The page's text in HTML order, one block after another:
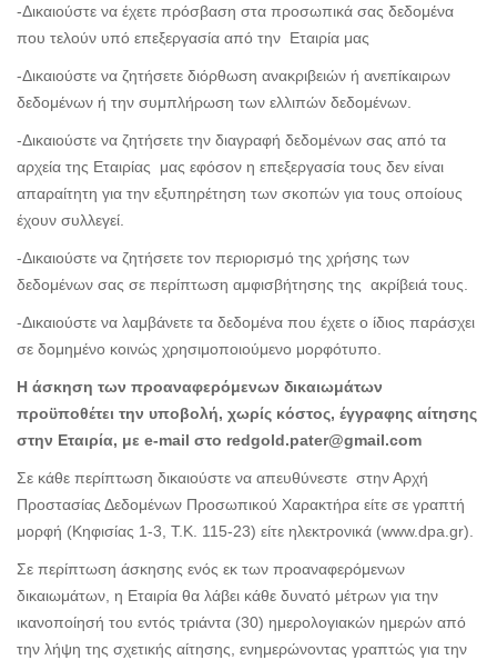
-Δικαιούστε να έχετε πρόσβαση στα προσωπικά σας δεδομένα
που τελούν υπό επεξεργασία από την Εταιρία μας
-Δικαιούστε να ζητήσετε διόρθωση ανακριβειών ή ανεπίκαιρων
δεδομένων ή την συμπλήρωση των ελλιπών δεδομένων.
-Δικαιούστε να ζητήσετε την διαγραφή δεδομένων σας από τα
αρχεία της Εταιρίας μας εφόσον η επεξεργασία τους δεν είναι
απαραίτητη για την εξυπηρέτηση των σκοπών για τους οποίους
έχουν συλλεγεί.
-Δικαιούστε να ζητήσετε τον περιορισμό της χρήσης των
δεδομένων σας σε περίπτωση αμφισβήτησης της ακρίβειά τους.
-Δικαιούστε να λαμβάνετε τα δεδομένα που έχετε ο ίδιος παράσχει
σε δομημένο κοινώς χρησιμοποιούμενο μορφότυπο.
Η άσκηση των προαναφερόμενων δικαιωμάτων
προϋποθέτει την υποβολή, χωρίς κόστος, έγγραφης αίτησης
στην Εταιρία, με e-mail στο redgold.pater@gmail.com
Σε κάθε περίπτωση δικαιούστε να απευθύνεστε στην Αρχή
Προστασίας Δεδομένων Προσωπικού Χαρακτήρα είτε σε γραπτή
μορφή (Κηφισίας 1-3, Τ.Κ. 115-23) είτε ηλεκτρονικά (www.dpa.gr).
Σε περίπτωση άσκησης ενός εκ των προαναφερόμενων
δικαιωμάτων, η Εταιρία θα λάβει κάθε δυνατό μέτρων για την
ικανοποίησή του εντός τριάντα (30) ημερολογιακών ημερών από
την λήψη της σχετικής αίτησης, ενημερώνοντας γραπτώς για την